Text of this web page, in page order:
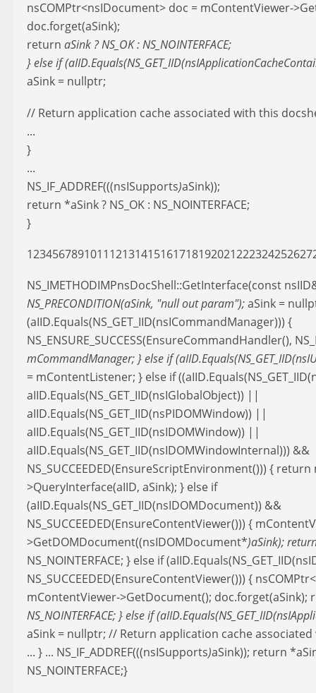
nsCOMPtr<nsIDocument> doc = mContentViewer-
doc.forget(aSink);
return aSink ? NS_OK : NS_NOINTERFACE;
} else if
aSink = nullptr;
// Return application cache associated with this
...
}
...
NS_IF_ADDREF(((nsISupports)aSink));
return *aSink ? NS_OK : NS_NOINTERFACE;
}
NS_IMETHODIMPnsDocShell::GetInterface(const
NS_PRECONDITION(aSink, "null out param");aSink =
(aIID.Equals(NS_GET_IID(nsICommandManager))) {
NS_ENSURE_SUCCESS(EnsureCommandHandler(),
mCommandManager; } else if
= mContentListener; } else if
aIID.Equals(NS_GET_IID(nsIGlobalObject)) ||
aIID.Equals(NS_GET_IID(nsPIDOMWindow)) ||
aIID.Equals(NS_GET_IID(nsIDOMWindow)) ||
aIID.Equals(NS_GET_IID(nsIDOMWindowInternal))) &&
NS_SUCCEEDED(EnsureScriptEnvironment())) {
>QueryInterface(aIID, aSink); } else if
(aIID.Equals(NS_GET_IID(nsIDOMDocument)) &&
NS_SUCCEEDED(EnsureContentViewer())) {
>GetDOMDocument((nsIDOMDocument*)aSink);
NS_NOINTERFACE; } else if
NS_SUCCEEDED(EnsureContentViewer())) {
mContentViewer->GetDocument();
NS_NOINTERFACE; } else if
aSink = nullptr; // Return application cache
... } ... NS_IF_ADDREF(((nsISupports)aSink)); return
NS_NOINTERFACE;}